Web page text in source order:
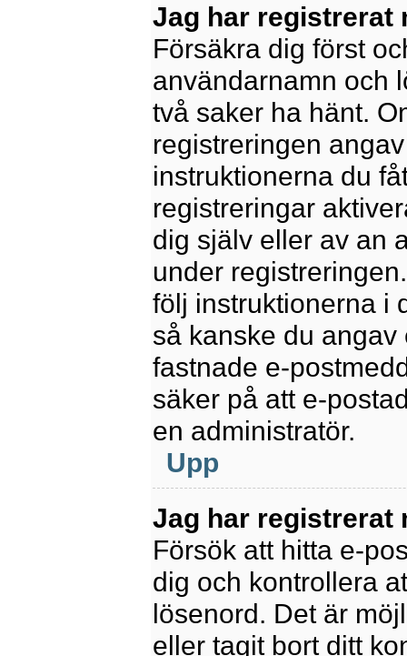
Jag har registrerat
Försäkra dig först
användarnamn och
två saker ha hänt.
registreringen
instruktionerna du
registreringar
dig själv eller av an
under
följ instruktionerna i
så kanske du
fastnade e-
säker på att e-
en administratör.
Upp
Jag har registrerat
Försök att hitta e-
dig och kontrollera
lösenord. Det är
eller tagit bort ditt